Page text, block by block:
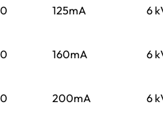
125mA 6
160mA 6
200mA 6